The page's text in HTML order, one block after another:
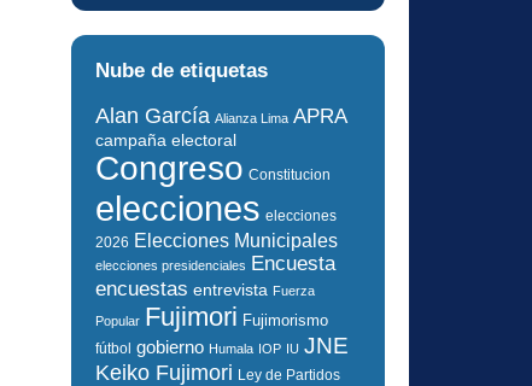
Nube de etiquetas
Alan García Alianza Lima APRA
campaña electoral
Congreso Constitucion
elecciones elecciones
2026 Elecciones Municipales
elecciones presidenciales Encuesta
encuestas entrevista Fuerza
Popular Fujimori Fujimorismo
fútbol gobierno Humala IOP IU JNE
Keiko Fujimori Ley de Partidos